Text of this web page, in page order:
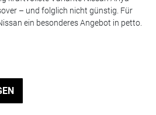
– und folglich nicht günstig. Für
ein besonderes Angebot in petto.